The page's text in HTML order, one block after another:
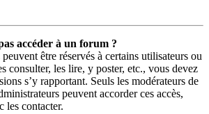
accéder à un forum ?
être réservés à certains utilisateurs ou
consulter, les lire, y poster, etc., vous devez
s’y rapportant. Seuls les modérateurs de
peuvent accorder ces accès,
les contacter.